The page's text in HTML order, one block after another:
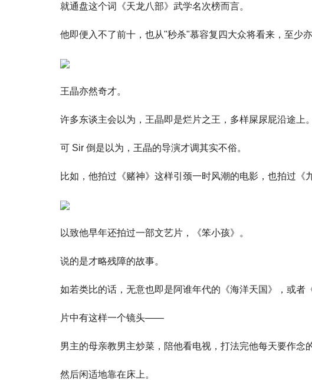
就通盘这个词《天龙八部》武学名次榜而言。
他即便入不了前十，也从"秒杀"慕容复四大众将看来，至少
王晶亦然奇才。
许多东谈主会以为，王晶即是烂片之王，多样屎尿屁沿途上。
可 Sir 倒是以为，王晶的导演才调其实不俗。
比如，他拍过《赌神》这样引颈一时风潮的电影，也拍过《
以致他早年还拍过一部文艺片，《笨小孩》。
说的是才略残障的故事。
如若类比的话，无意也即是阿谁年代的《海洋天国》，或者
片中有这样一个镜头——
男主的母亲教男主炒菜，陪他看电视，打法完他每天要作念
然后闲适地靠在床上。